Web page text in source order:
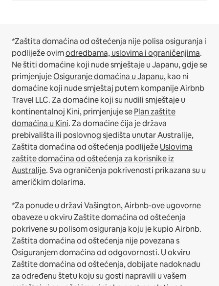
*Zaštita domaćina od oštećenja nije polisa osiguranja i
podliježe ovimodredbama, uslovima i ograničenjima.
Ne štiti domaćine koji nude smještaje u Japanu, gdje se
primjenjujeOsiguranje domaćina u Japanu, kao ni
domaćine koji nude smještaj putem kompanije Airbnb
Travel LLC.Za domaćine koji su nudili smještaje u
kontinentalnoj Kini, primjenjuje sePlan zaštite
domaćina u Kini.Za domaćine čija je država
prebivališta ili poslovnog sjedišta unutar Australije,
Zaštita domaćina od oštećenja podliježeUslovima
zaštite domaćina od oštećenja za korisnike iz
Australije. Sva ograničenja pokrivenosti prikazana su u
američkim dolarima.
*Za ponude u državi Vašington, Airbnb-ove ugovorne
obaveze u okviru Zaštite domaćina od oštećenja
pokrivene su polisom osiguranja koju je kupio Airbnb.
Zaštita domaćina od oštećenja nije povezana s
Osiguranjem domaćina od odgovornosti. U okviru
Zaštite domaćina od oštećenja, dobijate nadoknadu
za određenu štetu koju su gosti napravili u vašem